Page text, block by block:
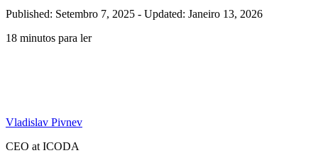
Published: Setembro 7, 2025 - Updated: Janeiro 13, 2026
18 minutos para ler
Vladislav Pivnev
CEO at ICODA